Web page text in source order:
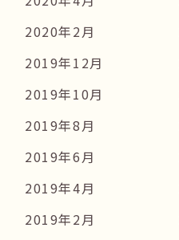
2020年2月
2019年12月
2019年10月
2019年8月
2019年6月
2019年4月
2019年2月